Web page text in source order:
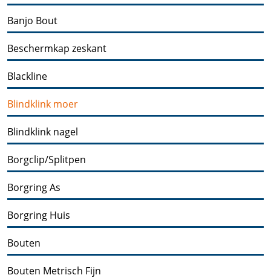
Banjo Bout
Beschermkap zeskant
Blackline
Blindklink moer
Blindklink nagel
Borgclip/Splitpen
Borgring As
Borgring Huis
Bouten
Bouten Metrisch Fijn